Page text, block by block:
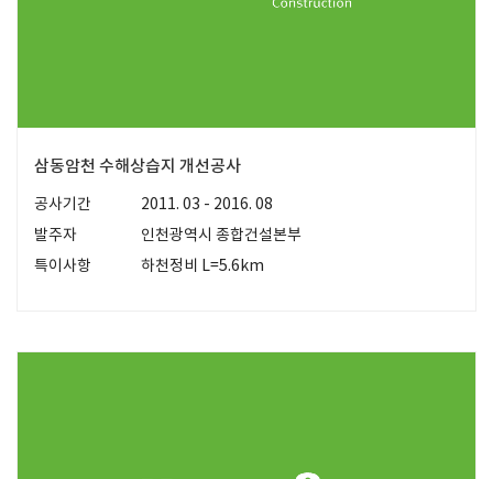
삼동암천 수해상습지 개선공사
공사기간
2011. 03 - 2016. 08
발주자
인천광역시 종합건설본부
특이사항
하천정비 L=5.6km